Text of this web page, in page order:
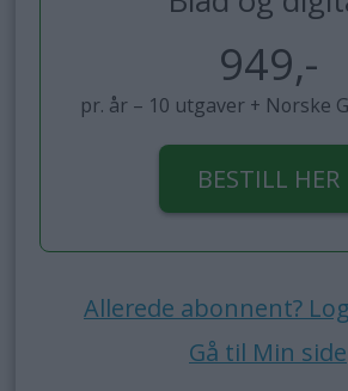
949,-
pr. år – 10 utgaver + Norske
BESTILL HER
Allerede abonnent?
Gå til Min side